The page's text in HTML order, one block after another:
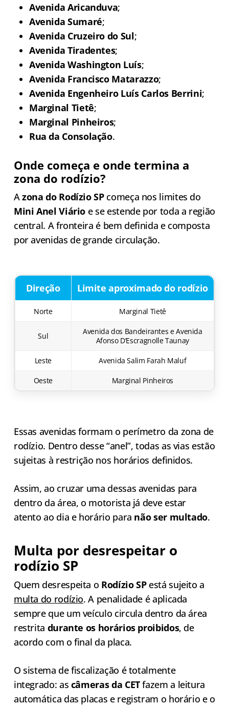
Avenida Aricanduva;
Avenida Sumaré;
Avenida Cruzeiro do Sul;
Avenida Tiradentes;
Avenida Washington Luís;
Avenida Francisco Matarazzo;
Avenida Engenheiro Luís Carlos Berrini;
Marginal Tietê;
Marginal Pinheiros;
Rua da Consolação.
Onde começa e onde termina a
zona do rodízio?
Azona do Rodízio SPcomeça nos limites do
Mini Anel Viário e se estende por toda a região
central. A fronteira é bem definida e composta
por avenidas de grande circulação.
Direção Limite aproximado do rodízio
Norte Marginal Tietê
Sul
Avenida dos Bandeirantes e Avenida
Afonso D’Escragnolle Taunay
Leste Avenida Salim Farah Maluf
Oeste Marginal Pinheiros
Essas avenidas formam o perímetro da zona de
rodízio. Dentro desse “anel”, todas as vias estão
sujeitas à restrição nos horários definidos.
Assim, ao cruzar uma dessas avenidas para
dentro da área, o motorista já deve estar
atento ao dia e horário para não ser multado.
Multa por desrespeitar o
rodízio SP
Quem desrespeita o Rodízio SPestá sujeito a
multa do rodízio. A penalidade é aplicada
sempre que um veículo circula dentro da área
restrita durante os horários proibidos, de
acordo com o final da placa.
O sistema de fiscalização é totalmente
integrado: as câmeras da CETfazem a leitura
automática das placas e registram o horário e o